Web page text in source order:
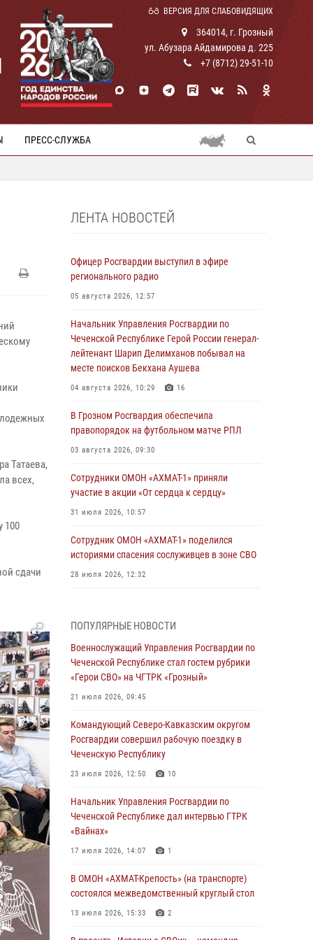
ВЕРСИЯ ДЛЯ СЛАБОВИДЯЩИХ
364014, г. Грозный
ул. Абузара Айдамирова д. 225
+7 (8712) 29-51-10
ПРЕСС-СЛУЖБА
Татаева,
всех,
100
сдачи
ЛЕНТА НОВОСТЕЙ
Офицер Росгвардии выступил в эфире
регионального радио
05 августа 2026, 12:57
Начальник Управления Росгвардии по
Чеченской Республике Герой России генерал-
лейтенант Шарип Делимханов побывал на
месте поисков Бекхана Аушева
04 августа 2026, 10:29 16
В Грозном Росгвардия обеспечила
правопорядок на футбольном матче РПЛ
03 августа 2026, 09:30
Сотрудники ОМОН «АХМАТ-1» приняли
участие в акции «От сердца к сердцу»
31 июля 2026, 10:57
Сотрудник ОМОН «АХМАТ-1» поделился
историями спасения сослуживцев в зоне СВО
28 июля 2026, 12:32
Чеченскую Республику
23 июля 2026, 12:50 10
Военнослужащий Управления Росгвардии по
Чеченской Республике стал гостем рубрики
21 июля 2026, 09:45
В ДНР росгвардейцы уничтожили около 80
вражеских беспилотников самолётного типа
В Грозном Росгвардия обеспечила
безопасность конно-спортивных
соревнований
Начальник Управления Росгвардии по
Чеченской Республике дал интервью ГТРК
ПОПУЛЯРНЫЕ НОВОСТИ
Военнослужащий Управления Росгвардии по
Чеченской Республике стал гостем рубрики
«Герои СВО» на ЧГТРК «Грозный»
21 июля 2026, 09:45
Командующий Северо-Кавказским округом
Росгвардии совершил рабочую поездку в
Чеченскую Республику
23 июля 2026, 12:50 10
Начальник Управления Росгвардии по
Чеченской Республике дал интервью ГТРК
«Вайнах»
17 июля 2026, 14:07 1
В ОМОН «АХМАТ-Крепость» (на транспорте)
состоялся межведомственный круглый стол
13 июля 2026, 15:33 2